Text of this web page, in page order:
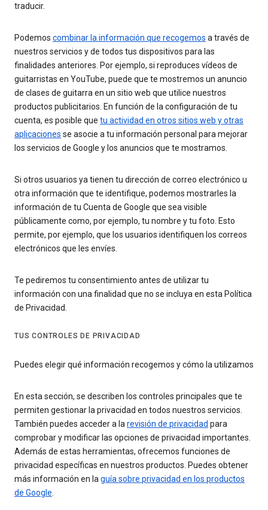
traducir.
Podemos combinar la información que recogemos a través de
nuestros servicios y de todos tus dispositivos para las
finalidades anteriores. Por ejemplo, si reproduces vídeos de
guitarristas en YouTube, puede que te mostremos un anuncio
de clases de guitarra en un sitio web que utilice nuestros
productos publicitarios. En función de la configuración de tu
cuenta, es posible que tu actividad en otros sitios web y otras
aplicaciones se asocie a tu información personal para mejorar
los servicios de Google y los anuncios que te mostramos.
Si otros usuarios ya tienen tu dirección de correo electrónico u
otra información que te identifique, podemos mostrarles la
información de tu Cuenta de Google que sea visible
públicamente como, por ejemplo, tu nombre y tu foto. Esto
permite, por ejemplo, que los usuarios identifiquen los correos
electrónicos que les envíes.
Te pediremos tu consentimiento antes de utilizar tu
información con una finalidad que no se incluya en esta Política
de Privacidad.
TUS CONTROLES DE PRIVACIDAD
Puedes elegir qué información recogemos y cómo la utilizamos
En esta sección, se describen los controles principales que te
permiten gestionar la privacidad en todos nuestros servicios.
También puedes acceder a la revisión de privacidad para
comprobar y modificar las opciones de privacidad importantes.
Además de estas herramientas, ofrecemos funciones de
privacidad específicas en nuestros productos. Puedes obtener
más información en la guía sobre privacidad en los productos
de Google